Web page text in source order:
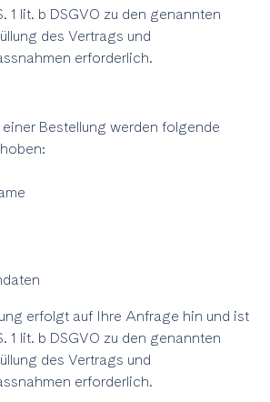
1 lit. b DSGVO zu den genannten
des Vertrags und
erforderlich.
Bestellung werden folgende
erfolgt auf Ihre Anfrage hin und ist
1 lit. b DSGVO zu den genannten
des Vertrags und
erforderlich.